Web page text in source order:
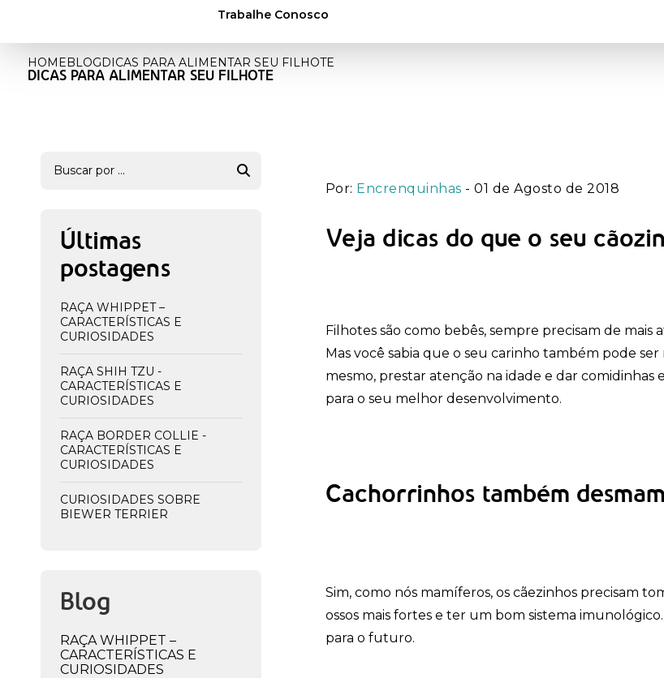
Trabalhe Conosco
HOMEBLOGDICAS PARA ALIMENTAR SEU FILHOTE
DICAS PARA ALIMENTAR SEU FILHOTE
Últimas
postagens
RAÇA WHIPPET –
CARACTERÍSTICAS E
CURIOSIDADES
RAÇA SHIH TZU -
CARACTERÍSTICAS E
CURIOSIDADES
RAÇA BORDER COLLIE -
CARACTERÍSTICAS E
CURIOSIDADES
CURIOSIDADES SOBRE
BIEWER TERRIER
Blog
RAÇA WHIPPET –
CARACTERÍSTICAS E
CURIOSIDADES
Por: Encrenquinhas - 01 de Agosto de 2018
Veja dicas do que o seu
Filhotes são como bebês, sempre precisam de
Mas você sabia que o seu carinho também pode
mesmo, prestar atenção na idade e dar
para o seu melhor desenvolvimento.
Cachorrinhos também
Sim, como nós mamíferos, os cãezinhos precisam
ossos mais fortes e ter um bom sistema
para o futuro.